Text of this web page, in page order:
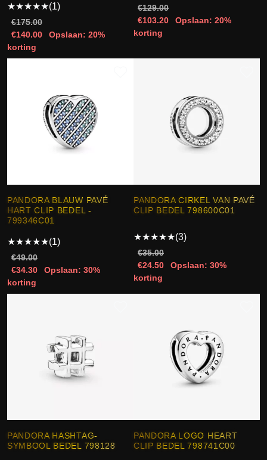
★★★★★(1)
€175.00
€140.00
Opslaan: 20%
korting
€129.00
€103.20
Opslaan: 20%
korting
PANDORA BLAUW PAVÉ
HART CLIP BEDEL -
799346C01
★★★★★(1)
€49.00
€34.30
Opslaan: 30%
korting
PANDORA CIRKEL VAN PAVÉ
CLIP BEDEL 798600C01
★★★★★(3)
€35.00
€24.50
Opslaan: 30%
korting
PANDORA HASHTAG-
SYMBOOL BEDEL 798128
PANDORA LOGO HEART
CLIP BEDEL 798741C00